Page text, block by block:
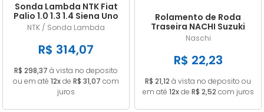
Sonda Lambda NTK Fiat
Palio 1.0 1.3 1.4 Siena Uno
Doblo Punto Strada
NTK / Sonda Lambda
R$ 314,07
R$ 298,37 à vista no deposito
ou em até 12xde R$ 31,07 com
juros
Rolamento de Roda
Traseira NACHI Suzuki
GN 125 Intruder / Yes 125
Naschi
R$ 22,23
R$ 21,12 à vista no deposito ou
em até 12xde R$ 2,52 com juros